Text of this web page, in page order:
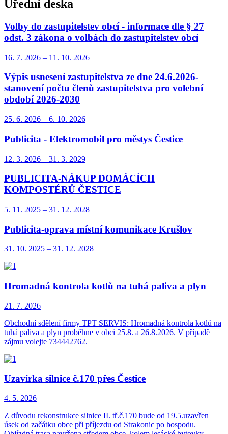
Úřední deska
Volby do zastupitelstev obcí - informace dle § 27
odst. 3 zákona o volbách do zastupitelstev obcí
16. 7. 2026 – 11. 10. 2026
Výpis usnesení zastupitelstva ze dne 24.6.2026-
stanovení počtu členů zastupitelstva pro volební
období 2026-2030
25. 6. 2026 – 6. 10. 2026
Publicita - Elektromobil pro městys Čestice
12. 3. 2026 – 31. 3. 2029
PUBLICITA-NÁKUP DOMÁCÍCH
KOMPOSTÉRŮ ČESTICE
5. 11. 2025 – 31. 12. 2028
Publicita-oprava místní komunikace Krušlov
31. 10. 2025 – 31. 12. 2028
Hromadná kontrola kotlů na tuhá paliva a plyn
21. 7. 2026
Obchodní sdělení firmy TPT SERVIS: Hromadná kontrola kotlů na
tuhá paliva a plyn proběhne v obci 25.8. a 26.8.2026. V případě
zájmu volejte 734442762.
Uzavírka silnice č.170 přes Čestice
4. 5. 2026
Z důvodu rekonstrukce silnice II. tř.č.170 bude od 19.5.uzavřen
úsek od začátku obce při příjezdu od Strakonic po hospodu.